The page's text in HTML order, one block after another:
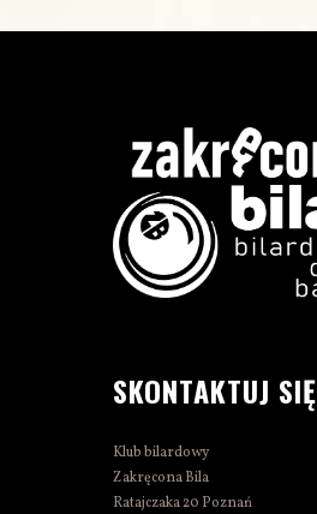
SKONTAKTUJ SIĘ
Klub bilardowy
Zakręcona Bila
Ratajczaka 20 Poznań